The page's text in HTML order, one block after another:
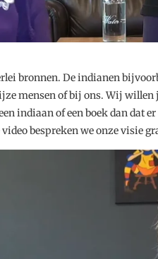
bronnen. De indianen
mensen of bij ons. Wij willen
indiaan of een boek dan dat
bespreken we onze visie